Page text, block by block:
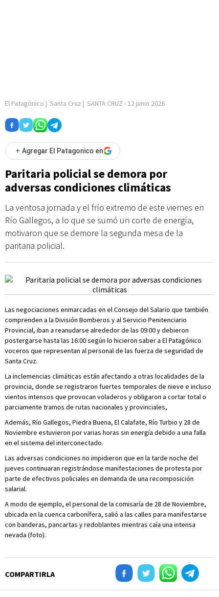
El Patagónico | Santa Cruz | SANTA CRUZ - 12 junio 2026
+ Agregar El Patagonico en
Paritaria policial se demora por
adversas condiciones climáticas
La ventosa jornada y el frío extremo de este viernes en
Río Gallegos, a lo que se sumó un corte de energía,
motivaron que se demore la segunda mesa de la
paritaria policial.
Las negociaciones enmarcadas en el Consejo del Salario que también
comprenden a la División Bomberos y al Servicio Penitenciario
Provincial, iban a reanudarse alrededor de las 09:00 y debieron
postergarse hasta las 16:00 según lo hicieron saber a El Patagónico
voceros que representan al personal de las fuerza de seguridad de
Santa Cruz.
La inclemencias climáticas están afectando a otras localidades de la
provincia, donde se registraron fuertes temporales de nieve e incluso
vientos intensos que provocan voladeros y obligaron a cortar total o
parciamente tramos de rutas nacionales y provinciales,
Además, Río Gallegos, Piedra Buena, El Calafate, Río Turbio y 28 de
Noviembre estuvieron por varias horas sin energía debido a una falla
en el sistema del interconectado.
Las adversas condiciones no impidieron que en la tarde noche del
jueves continuaran registrándose manifestaciones de protesta por
parte de efectivos policiales en demanda de una recomposición
salarial.
A modo de ejemplo, el personal de la comisaría de 28 de Noviembre,
ubicada en la cuenca carbonífera, salió a las calles para manifestarse
con banderas, pancartas y redoblantes mientras caía una intensa
nevada (foto).
COMPARTIRLA